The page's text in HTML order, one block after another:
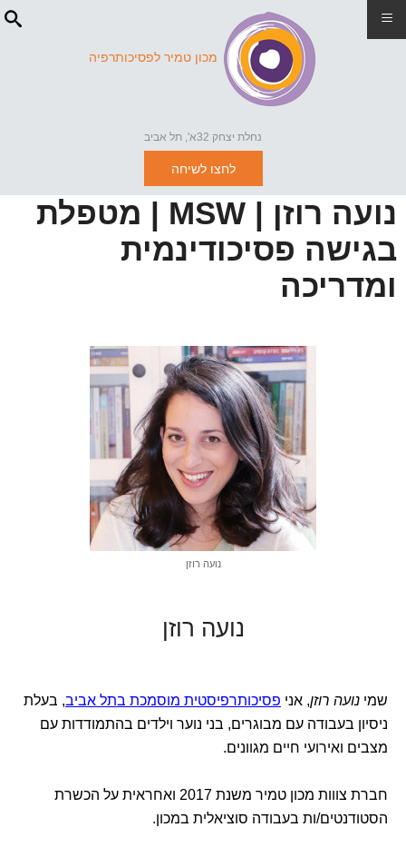
מכון טמיר לפסיכותרפיה
נחלת יצחק 32א', תל אביב
לחצו לשיחה
נועה רוזן | MSW | מטפלת
בגישה פסיכודינמית
ומדריכה
נועה רוזן
נועה רוזן
שמי נועה רוזן, אני פסיכותרפיסטית מוסמכת בתל אביב, בעלת
ניסיון בעבודה עם מבוגרים, בני נוער וילדים בהתמודדות עם
מצבים ואירועי חיים מגוונים.
חברת צווות מכון טמיר משנת 2017 ואחראית על הכשרת
הסטודנטים/ות בעבודה סוציאלית במכון.
≡